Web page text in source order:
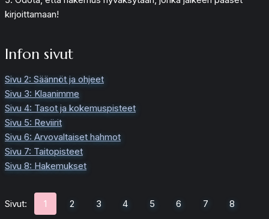
kirjoittamaan!
Infon sivut
Sivu 2: Säännöt ja ohjeet
Sivu 3: Klaanimme
Sivu 4: Tasot ja kokemuspisteet
Sivu 5: Reviirit
Sivu 6: Arvovaltaiset hahmot
Sivu 7: Taitopisteet
Sivu 8: Hakemukset
Sivut: 1 2 3 4 5 6 7 8